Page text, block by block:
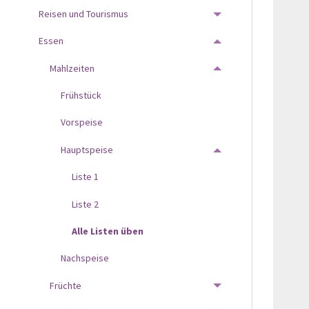
Reisen und Tourismus
TOGGLE MENU
Essen
TOGGLE MENU
Mahlzeiten
TOGGLE MENU
Frühstück
Vorspeise
Hauptspeise
TOGGLE MENU
Liste 1
Liste 2
Alle Listen üben
Nachspeise
Früchte
TOGGLE MENU